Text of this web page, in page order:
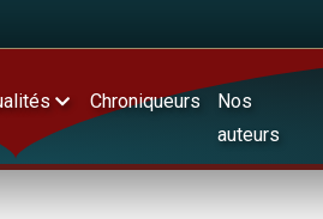
Chroniqueurs
Nos
auteurs